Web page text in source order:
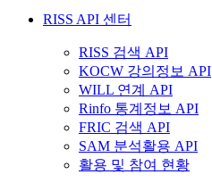
RISS API 센터
RISS 검색 API
KOCW 강의정보 API
WILL 연계 API
Rinfo 통계정보 API
FRIC 검색 API
SAM 분석활용 API
활용 및 참여 현황